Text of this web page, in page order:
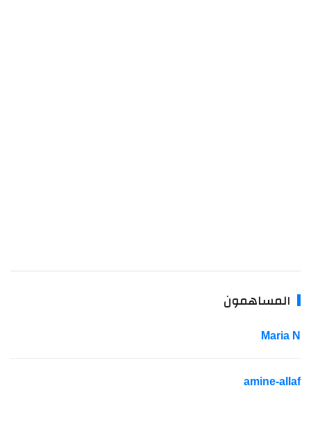
المساهمون
Maria
amine-